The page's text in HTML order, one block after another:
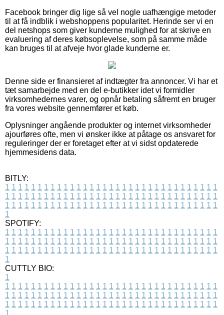
Facebook bringer dig lige så vel nogle uafhængige metoder
til at få indblik i webshoppens popularitet. Herinde ser vi en
del netshops som giver kunderne mulighed for at skrive en
evaluering af deres købsoplevelse, som på samme måde
kan bruges til at afveje hvor glade kunderne er.
Denne side er finansieret af indtægter fra annoncer. Vi har et
tæt samarbejde med en del e-butikker idet vi formidler
virksomhedernes varer, og opnår betaling såfremt en bruger
fra vores website gennemfører et køb.
Oplysninger angående produkter og internet virksomheder
ajourføres ofte, men vi ønsker ikke at påtage os ansvaret for
reguleringer der er foretaget efter at vi sidst opdaterede
hjemmesidens data.
BITLY:
1 1 1 1 1 1 1 1 1 1 1 1 1 1 1 1 1 1 1 1 1 1 1 1 1 1 1 1 1 1 1 1 1
1 1 1 1 1 1 1 1 1 1 1 1 1 1 1 1 1 1 1 1 1 1 1 1 1 1 1 1 1 1 1 1 1
1 1 1 1 1 1 1 1 1 1 1 1 1 1 1 1 1 1 1 1 1 1 1 1 1 1 1 1 1 1 1 1 1
1
SPOTIFY:
1 1 1 1 1 1 1 1 1 1 1 1 1 1 1 1 1 1 1 1 1 1 1 1 1 1 1 1 1 1 1 1 1
1 1 1 1 1 1 1 1 1 1 1 1 1 1 1 1 1 1 1 1 1 1 1 1 1 1 1 1 1 1 1 1 1
1 1 1 1 1 1 1 1 1 1 1 1 1 1 1 1 1 1 1 1 1 1 1 1 1 1 1 1 1 1 1 1 1
1
CUTTLY BIO:
1
1 1 1 1 1 1 1 1 1 1 1 1 1 1 1 1 1 1 1 1 1 1 1 1 1 1 1 1 1 1 1 1 1
1 1 1 1 1 1 1 1 1 1 1 1 1 1 1 1 1 1 1 1 1 1 1 1 1 1 1 1 1 1 1 1 1
1 1 1 1 1 1 1 1 1 1 1 1 1 1 1 1 1 1 1 1 1 1 1 1 1 1 1 1 1 1 1 1 1
1